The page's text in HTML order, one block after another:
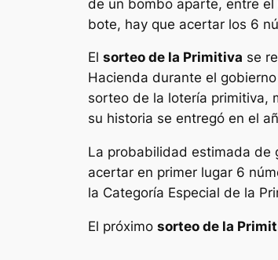
de un bombo aparte, entre
bote, hay que acertar los 6
El sorteo de la Primitiva se
Hacienda durante el
sorteo de la lotería primitiva,
su historia se entregó en el
La probabilidad estimada de
acertar en primer lugar 6
la Categoría Especial de la
El próximo sorteo de la